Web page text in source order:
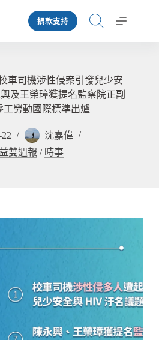
捐款支持
車司機涉性侵案引發兒少安
及王榮璋獲提名監察院正副
工勞動國際標準出爐
沈嘉偉
雙週報 / 時事